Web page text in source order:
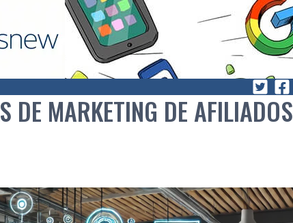
DE MARKETING DE AFILIADOS